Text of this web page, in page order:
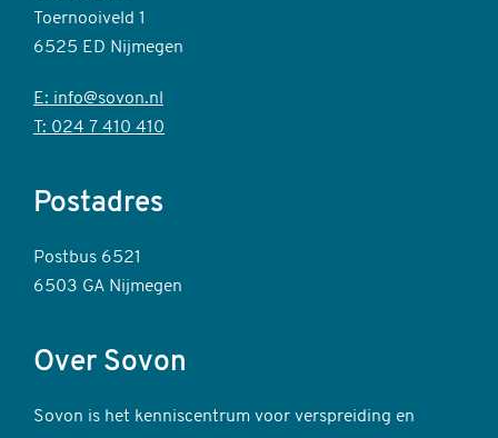
Toernooiveld 1
6525 ED Nijmegen
E: info@sovon.nl
T: 024 7 410 410
Postadres
Postbus 6521
6503 GA Nijmegen
Over Sovon
Sovon is het kenniscentrum voor verspreiding en